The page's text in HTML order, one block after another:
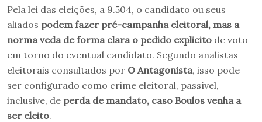
Pela lei das eleições, a 9.504, o candidato ou seus
aliados podem fazer pré-campanha eleitoral, mas a
norma veda de forma clara o pedido explicito de voto
em torno do eventual candidato. Segundo analistas
eleitorais consultados por O Antagonista, isso pode
ser configurado como crime eleitoral, passível,
inclusive, de perda de mandato, caso Boulos venha a
ser eleito.